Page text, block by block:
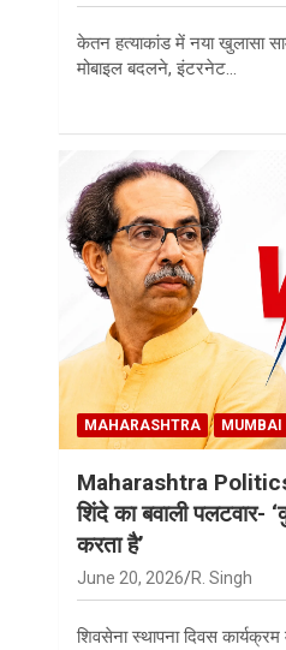
केतन हत्याकांड में नया खुलासा
मोबाइल बदलने, इंटरनेट…
MAHARASHTRA MUMBAI
Maharashtra
शिंदे का बवाली पलटवार-
करता है’
June 20, 2026 R. Singh
शिवसेना स्थापना दिवस